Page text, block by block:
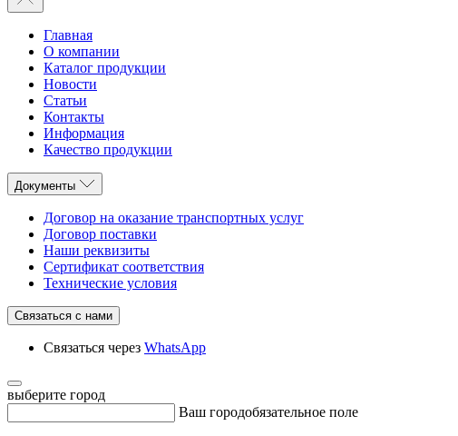
Главная
О компании
Каталог продукции
Новости
Статьи
Контакты
Информация
Качество продукции
Документы
Договор на оказание транспортных услуг
Договор поставки
Наши реквизиты
Сертификат соответствия
Технические условия
Связаться с нами
Связаться через WhatsApp
выберите город
Ваш городобязательное поле